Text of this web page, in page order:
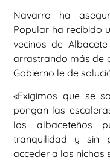
Navarro ha
Popular ha recibido
vecinos de
arrastrando más de
Gobierno le de
«Exigimos que se
pongan las
los albaceteños
tranquilidad y sin
acceder a los nichos